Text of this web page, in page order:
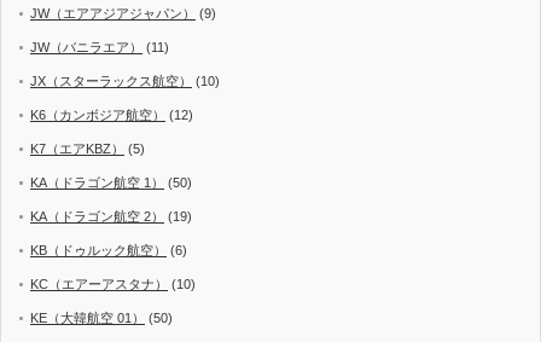
JW（エアアジアジャパン） (9)
JW（バニラエア） (11)
JX（スターラックス航空） (10)
K6（カンボジア航空） (12)
K7（エアKBZ） (5)
KA（ドラゴン航空 1） (50)
KA（ドラゴン航空 2） (19)
KB（ドゥルック航空） (6)
KC（エアーアスタナ） (10)
KE（大韓航空 01） (50)